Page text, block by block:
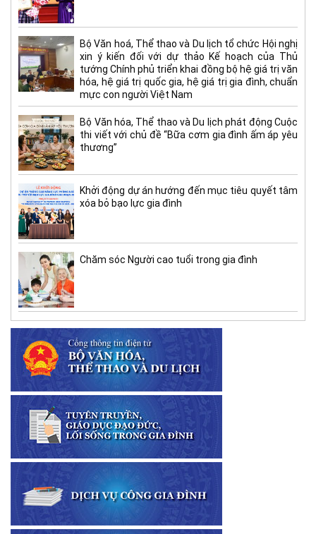
Bộ Văn hoá, Thể thao và Du lịch tổ chức Hội nghị
xin ý kiến đối với dự thảo Kế hoạch của Thủ
tướng Chính phủ triển khai đồng bộ hệ giá trị văn
hóa, hệ giá trị quốc gia, hệ giá trị gia đình, chuẩn
mực con người Việt Nam
Bộ Văn hóa, Thể thao và Du lịch phát động Cuộc
thi viết với chủ đề “Bữa cơm gia đình ấm áp yêu
thương”
Khởi động dự án hướng đến mục tiêu quyết tâm
xóa bỏ bạo lực gia đình
Chăm sóc Người cao tuổi trong gia đình